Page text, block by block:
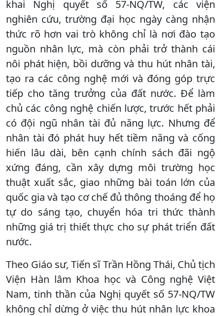
khai Nghị quyết số 57-NQ/TW, các viện
nghiên cứu, trường đại học ngày càng nhận
thức rõ hơn vai trò không chỉ là nơi đào tạo
nguồn nhân lực, mà còn phải trở thành cái
nôi phát hiện, bồi dưỡng và thu hút nhân tài,
tạo ra các công nghệ mới và đóng góp trực
tiếp cho tăng trưởng của đất nước. Để làm
chủ các công nghệ chiến lược, trước hết phải
có đội ngũ nhân tài đủ năng lực. Nhưng để
nhân tài đó phát huy hết tiềm năng và cống
hiến lâu dài, bên cạnh chính sách đãi ngộ
xứng đáng, cần xây dựng môi trường học
thuật xuất sắc, giao những bài toán lớn của
quốc gia và tạo cơ chế đủ thông thoáng để họ
tự do sáng tạo, chuyển hóa tri thức thành
những giá trị thiết thực cho sự phát triển đất
nước.
Theo Giáo sư, Tiến sĩ Trần Hồng Thái, Chủ tịch
Viện Hàn lâm Khoa học và Công nghệ Việt
Nam, tinh thần của Nghị quyết số 57-NQ/TW
không chỉ dừng ở việc thu hút nhân lực khoa